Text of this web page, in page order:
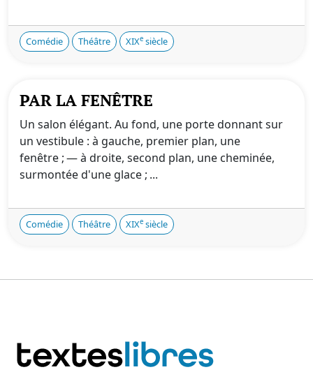
Comédie Théâtre XIXe siècle
PAR LA FENÊTRE
Un salon élégant. Au fond, une porte donnant sur
un vestibule : à gauche, premier plan, une
fenêtre ; — à droite, second plan, une cheminée,
surmontée d'une glace ; ...
Comédie Théâtre XIXe siècle